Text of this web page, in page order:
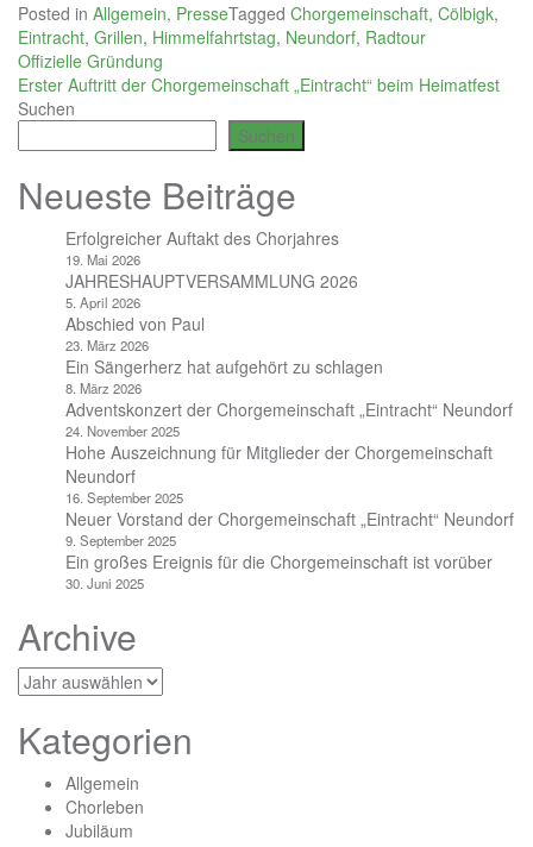
Posted in Allgemein, PresseTagged Chorgemeinschaft, Cölbigk,
Eintracht, Grillen, Himmelfahrtstag, Neundorf, Radtour
Beitragsnavigation
Offizielle Gründung
Erster Auftritt der Chorgemeinschaft „Eintracht“ beim Heimatfest
Suchen
Suchen
Neueste Beiträge
Erfolgreicher Auftakt des Chorjahres
19. Mai 2026
JAHRESHAUPTVERSAMMLUNG 2026
5. April 2026
Abschied von Paul
23. März 2026
Ein Sängerherz hat aufgehört zu schlagen
8. März 2026
Adventskonzert der Chorgemeinschaft „Eintracht“ Neundorf
24. November 2025
Hohe Auszeichnung für Mitglieder der Chorgemeinschaft
Neundorf
16. September 2025
Neuer Vorstand der Chorgemeinschaft „Eintracht“ Neundorf
9. September 2025
Ein großes Ereignis für die Chorgemeinschaft ist vorüber
30. Juni 2025
Archive
Archiv
Kategorien
Allgemein
Chorleben
Jubiläum